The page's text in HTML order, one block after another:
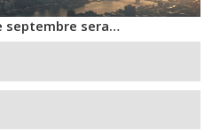
septembre sera…